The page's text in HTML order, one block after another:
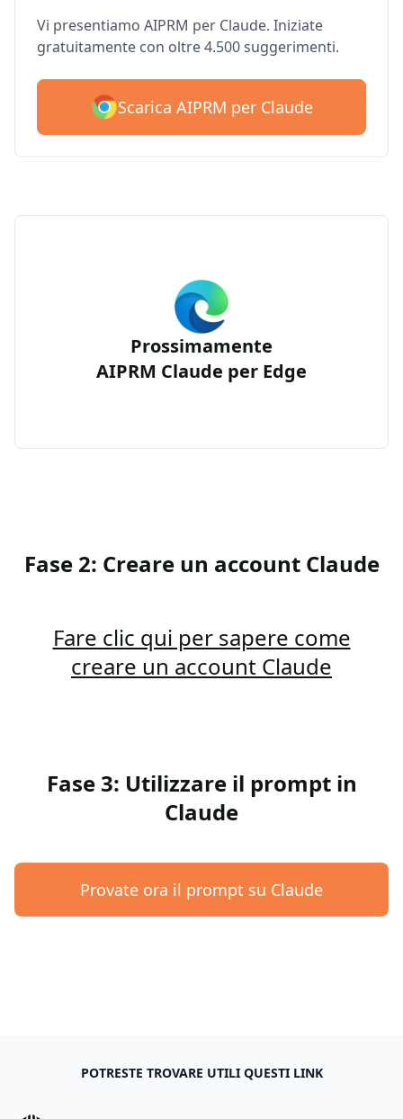
Vi presentiamo AIPRM per Claude. Iniziate
gratuitamente con oltre 4.500 suggerimenti.
Scarica AIPRM per Claude
Prossimamente
AIPRM Claude per Edge
Fase 2: Creare un account Claude
Fare clic qui per sapere come
creare un account Claude
Fase 3: Utilizzare il prompt in
Claude
Provate ora il prompt su Claude
POTRESTE TROVARE UTILI QUESTI LINK